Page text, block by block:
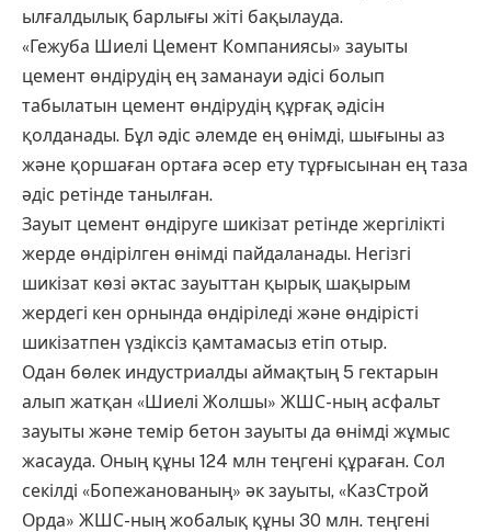
ылғалдылық барлығы жіті бақылауда.
«Гежуба Шиелі Цемент Компаниясы» зауыты
цемент өндірудің ең заманауи әдісі болып
табылатын цемент өндірудің құрғақ әдісін
қолданады. Бұл әдіс әлемде ең өнімді, шығыны аз
және қоршаған ортаға әсер ету тұрғысынан ең таза
әдіс ретінде танылған.
Зауыт цемент өндіруге шикізат ретінде жергілікті
жерде өндірілген өнімді пайдаланады. Негізгі
шикізат көзі әктас зауыттан қырық шақырым
жердегі кен орнында өндіріледі және өндірісті
шикізатпен үздіксіз қамтамасыз етіп отыр.
Одан бөлек индустриалды аймақтың 5 гектарын
алып жатқан «Шиелі Жолшы» ЖШС-ның асфальт
зауыты және темір бетон зауыты да өнімді жұмыс
жасауда. Оның құны 124 млн теңгені құраған. Сол
секілді «Бопежанованың» әк зауыты, «КазСтрой
Орда» ЖШС-ның жобалық құны 30 млн. теңгені